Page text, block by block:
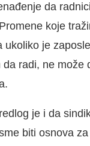
da
koje
ukoliko je
radi, ne može
je i da
biti osnova